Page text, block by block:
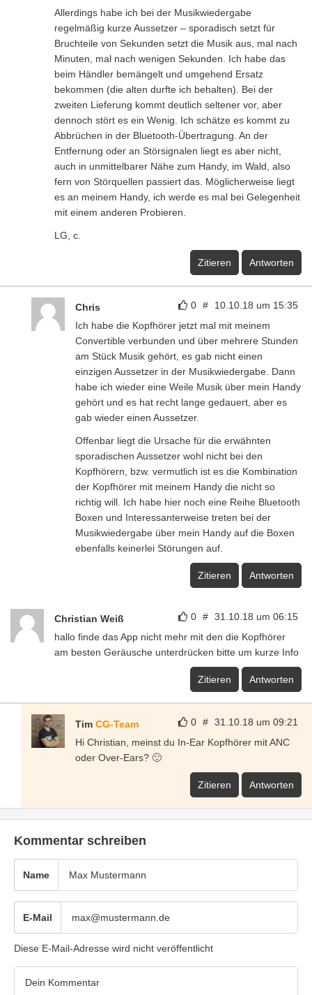
Allerdings habe ich bei der Musikwiedergabe
regelmäßig kurze Aussetzer – sporadisch setzt für
Bruchteile von Sekunden setzt die Musik aus, mal nach
Minuten, mal nach wenigen Sekunden. Ich habe das
beim Händler bemängelt und umgehend Ersatz
bekommen (die alten durfte ich behalten). Bei der
zweiten Lieferung kommt deutlich seltener vor, aber
dennoch stört es ein Wenig. Ich schätze es kommt zu
Abbrüchen in der Bluetooth-Übertragung. An der
Entfernung oder an Störsignalen liegt es aber nicht,
auch in unmittelbarer Nähe zum Handy, im Wald, also
fern von Störquellen passiert das. Möglicherweise liegt
es an meinem Handy, ich werde es mal bei Gelegenheit
mit einem anderen Probieren.
LG, c.
Zitieren Antworten
0 # 10.10.18 um 15:35
Chris
Ich habe die Kopfhörer jetzt mal mit meinem
Convertible verbunden und über mehrere Stunden
am Stück Musik gehört, es gab nicht einen
einzigen Aussetzer in der Musikwiedergabe. Dann
habe ich wieder eine Weile Musik über mein Handy
gehört und es hat recht lange gedauert, aber es
gab wieder einen Aussetzer.
Offenbar liegt die Ursache für die erwähnten
sporadischen Aussetzer wohl nicht bei den
Kopfhörern, bzw. vermutlich ist es die Kombination
der Kopfhörer mit meinem Handy die nicht so
richtig will. Ich habe hier noch eine Reihe Bluetooth
Boxen und Interessanterweise treten bei der
Musikwiedergabe über mein Handy auf die Boxen
ebenfalls keinerlei Störungen auf.
Zitieren Antworten
0 # 31.10.18 um 06:15
Christian Weiß
hallo finde das App nicht mehr mit den die Kopfhörer
am besten Geräusche unterdrücken bitte um kurze Info
Zitieren Antworten
0 # 31.10.18 um 09:21
Tim CG-Team
Hi Christian, meinst du In-Ear Kopfhörer mit ANC
oder Over-Ears? 🙂
Zitieren Antworten
Kommentar schreiben
Name
E-Mail
Diese E-Mail-Adresse wird nicht veröffentlicht